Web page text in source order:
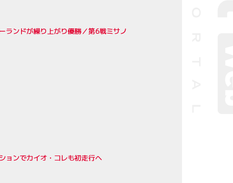
ランドが繰り上がり優勝／第6戦ミサノ
ョンでカイオ・コレも初走行へ